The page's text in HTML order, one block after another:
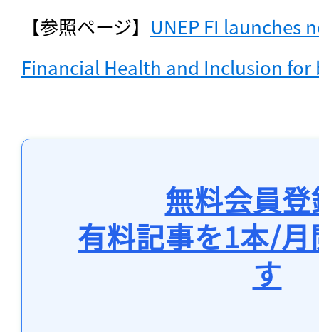
【参照ページ】 UNEP FI launches
Financial Health and Inclusion for
無料会員
有料記事を1本/
す